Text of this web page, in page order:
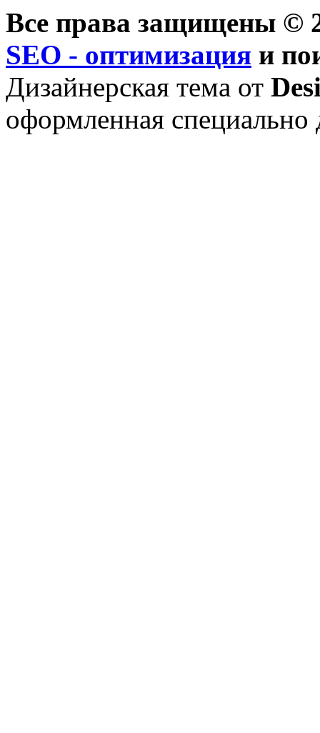
Все права защищены ©
SEO - оптимизация и
Дизайнерская тема от
оформленная